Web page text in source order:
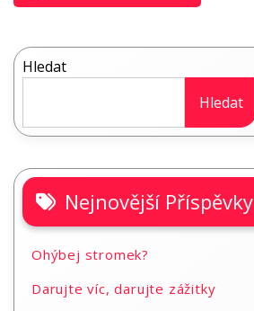
Hledat
Hledat
Nejnovější Příspěvky
Ohýbej stromek?
Darujte víc, darujte zážitky